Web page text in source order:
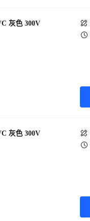
灰色 300V
灰色 300V